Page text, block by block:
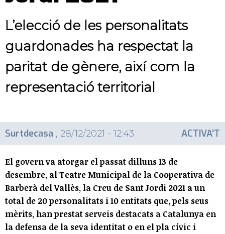
L’elecció de les personalitats
guardonades ha respectat la
paritat de gènere, així com la
representació territorial
Surtdecasa , 28/12/2021 - 12:43 ACTIVA'T
El govern va atorgar el passat dilluns 13 de
desembre, al Teatre Municipal de la Cooperativa de
Barberà del Vallès, la Creu de Sant Jordi 2021 a un
total de 20 personalitats i 10 entitats que, pels seus
mèrits, han prestat serveis destacats a Catalunya en
la defensa de la seva identitat o en el pla cívic i